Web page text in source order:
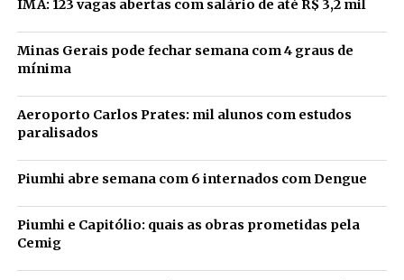
IMA: 123 vagas abertas com salário de até R$ 3,2 mil
Minas Gerais pode fechar semana com 4 graus de
mínima
Aeroporto Carlos Prates: mil alunos com estudos
paralisados
Piumhi abre semana com 6 internados com Dengue
Piumhi e Capitólio: quais as obras prometidas pela
Cemig